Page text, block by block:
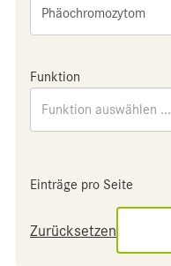
Phäochromozytom
Funktion
Funktion auswählen ...
Einträge pro Seite
Zurücksetzen